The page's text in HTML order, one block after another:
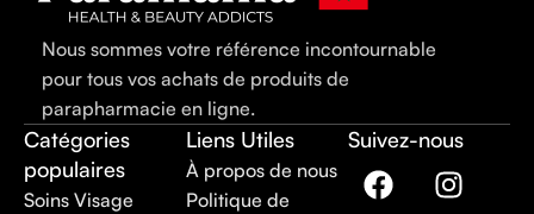
Nous sommes votre référence incontournable
pour tous vos achats de produits de
parapharmacie en ligne.
Catégories
populaires
Soins Visage
Liens Utiles
À propos de nous
Politique de
Suivez-nous